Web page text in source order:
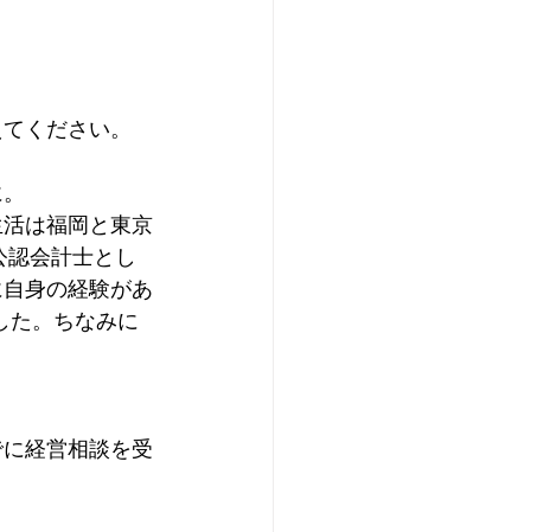
ください。
は福岡と東京
会計士とし
身の経験があ
た。ちなみに
経営相談を受